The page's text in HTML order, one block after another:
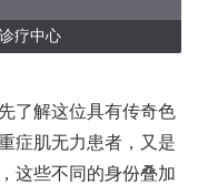
疗中心
了解这位具有传奇色
症肌无力患者，又是
这些不同的身份叠加